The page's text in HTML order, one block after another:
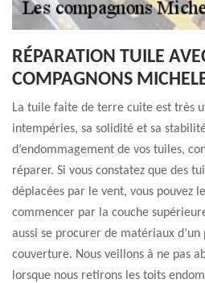
RÉPARATION TUILE
COMPAGNONS
La tuile faite de terre cuite est très
intempéries, sa solidité et sa
d’endommagement de vos tuiles,
réparer. Si vous constatez que des
déplacées par le vent, vous pouvez
commencer par la couche
aussi se procurer de matériaux
couverture. Nous veillons à ne pas
lorsque nous retirons les toits